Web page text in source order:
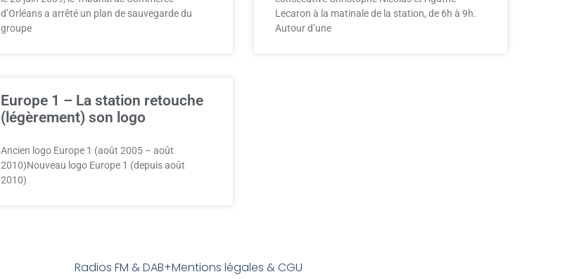
d’Orléans a arrêté un plan de sauvegarde du
groupe
Lecaron à la matinale de la station, de 6h à 9h.
Autour d’une
Europe 1 – La station retouche
(légèrement) son logo
Ancien logo Europe 1 (août 2005 – août
2010)Nouveau logo Europe 1 (depuis août
2010)
Radios FM & DAB+Mentions légales & CGU